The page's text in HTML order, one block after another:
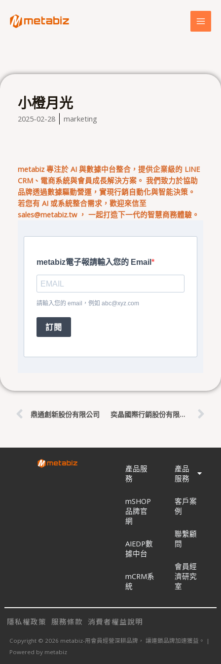
小橙月光
2025-02-28 marketing
metabiz 專注於 AI 與數據中台整合，提供企業級的 LINE
CRM、電商系統與會員成長解決方案。 我們致力於協助
品牌透過數據驅動營運，實現行銷自動化與智能決策。
若您有 AI 或系統整合需求，歡迎來信至
sales@metabiz.tw， 一起打造下一代的智慧商務體驗。
metabiz電子報請輸入您的 Email
請輸入您的 email，例如 abc@xyz.com
訂閱
鼎通創新股份有限公司 奕晶國際行銷股份有限公司
產品服
務
mSHOP
品牌官
網
AIEDP數
據中台
mCRM系
統
產品
服務
客戶案
例
聯繫顧
問
會員經
濟研究
室
Copyright © 2026 metabiz-用會員經營深耕品牌， 讓連鎖品牌加速獲益。 |
Powered by metabiz
隱私權政策 服務條款 消費者權益說明